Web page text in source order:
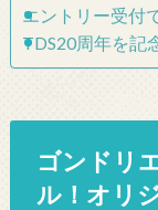
エントリー受付
TDS20周年を記
ゴンドリ
ル！オリ